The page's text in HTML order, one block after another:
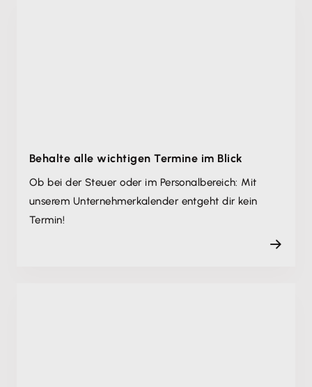
Behalte alle wichtigen Termine im Blick
Ob bei der Steuer oder im Personalbereich: Mit
unserem Unternehmer­kalender entgeht dir kein
Termin!